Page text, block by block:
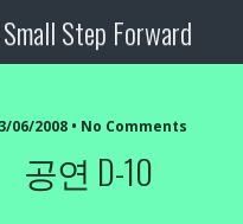
Step Forward
06/2008 • No Comments
공연 D-10